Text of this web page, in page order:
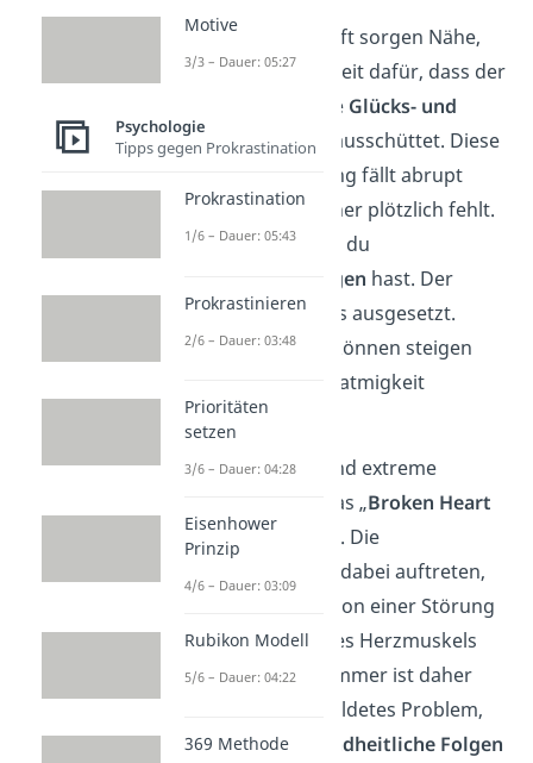
In einer Partnerschaft sorgen Nähe,
Liebeund Zweisamkeit dafür, dass der
Körper verschiedene Glücks- und
Bindungshormone
ausschüttet. Diese
Hormonausschüttung fällt abrupt
weg, wenn der Partner plötzlich fehlt.
Das führt dazu, dass du
Entzugserscheinungen hast. Der
Körper ist also Stress ausgesetzt.
Blutdruck und Puls können steigen
und es kann zu Kurzatmigkeit
kommen.
Nimmt dieser Zustand extreme
Ausmaße an, wird das „Broken Heart
Syndrome“ genannt. Die
Herzschmerzen, die dabei auftreten,
werden tatsächlich von einer Störung
der Pumpleistung des Herzmuskels
ausgelöst. Liebeskummer ist daher
nicht nur ein eingebildetes Problem,
sondern kanngesundheitliche Folgen
Motive
3/3 – Dauer: 05:27
Psychologie
Tipps gegen Prokrastination
Prokrastination
1/6 – Dauer: 05:43
Prokrastinieren
2/6 – Dauer: 03:48
Prioritäten
setzen
3/6 – Dauer: 04:28
Eisenhower
Prinzip
4/6 – Dauer: 03:09
Rubikon Modell
5/6 – Dauer: 04:22
369 Methode